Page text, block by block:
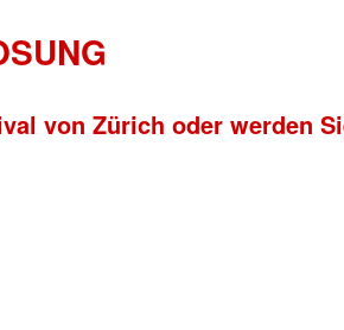
von Zürich oder werden